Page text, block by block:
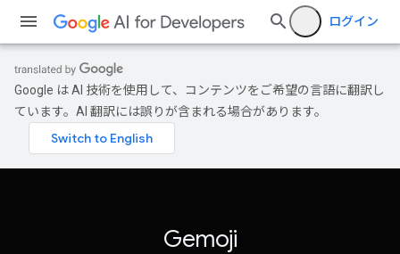
ログイン
Google は AI 技術を使用して、コンテンツをご希望の言語に翻訳し
ています。AI 翻訳には誤りが含まれる場合があります。
Gemoji